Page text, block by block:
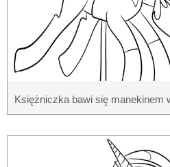
Księżniczka bawi się manekinem